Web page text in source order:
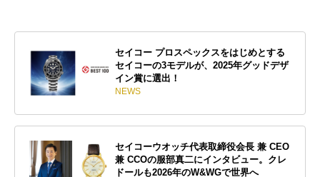
セイコー プロスペックスをはじめとする
セイコーの3モデルが、2025年グッドデザ
イン賞に選出！
NEWS
セイコーウオッチ代表取締役会長 兼 CEO
兼 CCOの服部真二にインタビュー。クレ
ドールも2026年のW&WGで世界へ